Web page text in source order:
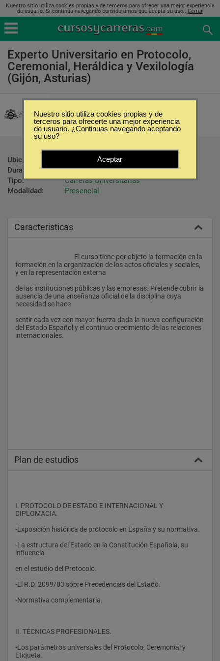
Nuestro sitio utiliza cookies propias y de terceros para ofrecer una mejor experiencia
de usuario. Si continúa navegando consideramos que acepta su uso.. Cerrar
Experto Universitario en Protocolo,
Ceremonial, Heráldica y Vexilología
(Gijón, Asturias)
Universidad de Oviedo
Ubicación:
Gijón - Asturias
Duración:
400 Horas
Tipo:
Carreras Universitarias
Modalidad:
Presencial
Caracteristicas
formación en la organización de los actos oficiales y sociales,
y en la representación externa
de las instituciones públicas y las empresas. Pretende cubrir la
ausencia de una enseñanza oficial de la disciplina cuya
necesidad se hace
sentir cada vez con mayor fuerza dada la nueva configuración
del Estado Español y el continuo crecimiento de las relaciones
internacionales.
Plan de estudios
I. PROTOCOLO DE ESTADO E INTERNACIONAL Y
DIPLOMACIA.
-Exposición histórica de protocolo en España y su normativa.
-La estructura del Estado en la Constitución Española, su
influencia
en el estudio del Protocolo.
-El R.D. 2099/83 sobre Precedencias del Estado.
-Normativa complementaria.
II. TÉCNICAS PROFESIONALES.
-Los parámetros universales del Protocolo, Ceremonial y
Etiqueta.
Nuestro sitio utiliza cookies propias y de
terceros para ofrecerte una mejor experiencia
de usuario. ¿Continuas navegando aceptando
su uso?
Aceptar